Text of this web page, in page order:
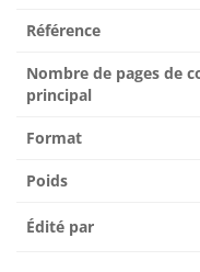
Référence
Nombre de pages de
principal
Format
Poids
Édité par